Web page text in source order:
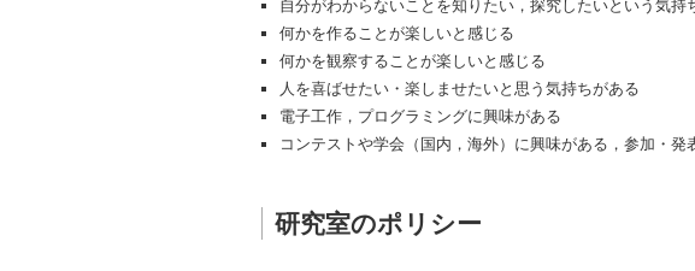
自分がわからないことを知りたい，探究したいという気持
何かを作ることが楽しいと感じる
何かを観察することが楽しいと感じる
人を喜ばせたい・楽しませたいと思う気持ちがある
電子工作，プログラミングに興味がある
コンテストや学会（国内，海外）に興味がある，参加・発
研究室のポリシー